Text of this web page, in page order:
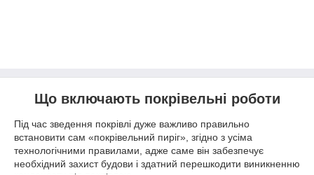
Що включають покрівельні роботи
Під час зведення покрівлі дуже важливо правильно
встановити сам «покрівельний пиріг», згідно з усіма
технологічними правилами, адже саме він забезпечує
необхідний захист будови і здатний перешкодити виникненню